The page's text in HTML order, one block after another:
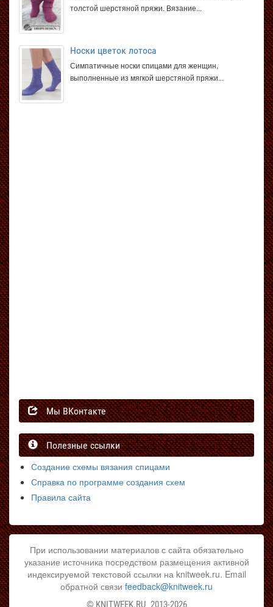
толстой шерстяной пряжи. Вязание...
Носки цветок лотоса
Симпатичные носки спицами для женщин,
выполненные из мягкой шерстяной пряжи...
Мы ВКонтакте
Полезные ссылки
Создание схемы вязания спицами
Справка по программе создания схем
Правила сайта
При использовании материалов с сайта обязательно
указание источника посредством размещения активной
индексируемой текстовой ссылки на knitweek.ru. Email
обратной связи feedback@knitweek.ru
© KNITWEEK.RU 2013-2026